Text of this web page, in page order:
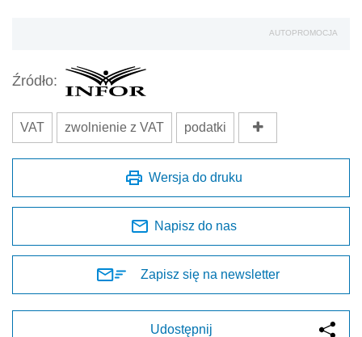
AUTOPROMOCJA
Źródło:
VAT zwolnienie z VAT podatki
Wersja do druku
Napisz do nas
Zapisz się na newsletter
Udostępnij